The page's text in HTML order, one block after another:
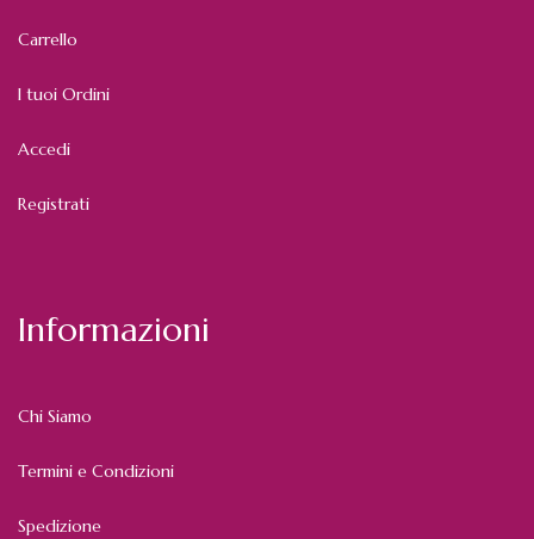
Carrello
I tuoi Ordini
Accedi
Registrati
Informazioni
Chi Siamo
Termini e Condizioni
Spedizione